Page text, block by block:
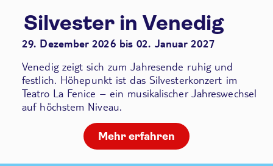
Silvester in Venedig
29. Dezember 2026 bis 02. Januar 2027
Venedig zeigt sich zum Jahresende ruhig und
festlich. Höhepunkt ist das Silvesterkonzert im
Teatro La Fenice – ein musikalischer Jahreswechsel
auf höchstem Niveau.
Mehr erfahren